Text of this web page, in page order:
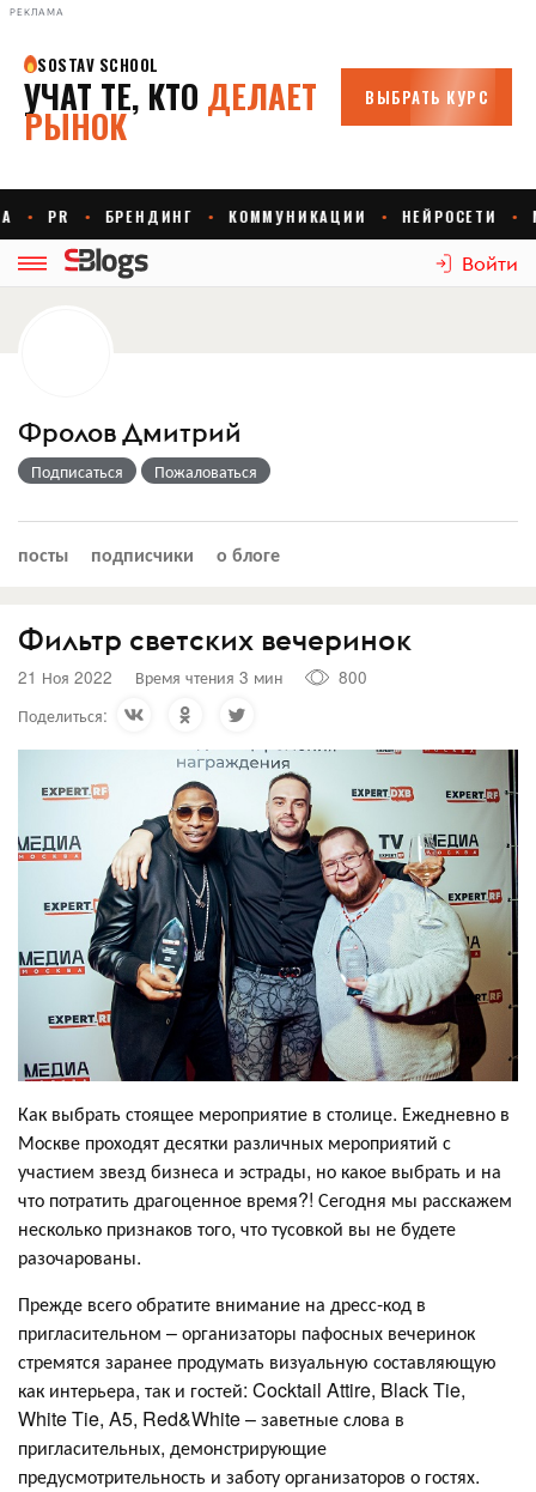
РЕКЛАМА
Войти
Фролов Дмитрий
Подписаться Пожаловаться
посты подписчики о блоге
Фильтр светских вечеринок
21 Ноя 2022 Время чтения 3 мин
800
Поделиться:
Как выбрать стоящее мероприятие в столице. Ежедневно в
Москве проходят десятки различных мероприятий с
участием звезд бизнеса и эстрады, но какое выбрать и на
что потратить драгоценное время?! Сегодня мы расскажем
несколько признаков того, что тусовкой вы не будете
разочарованы.
Прежде всего обратите внимание на дресс-код в
пригласительном – организаторы пафосных вечеринок
стремятся заранее продумать визуальную составляющую
как интерьера, так и гостей: Cocktail Attire, Black Tie,
White Tie, A5, Red&White – заветные слова в
пригласительных, демонстрирующие
предусмотрительность и заботу организаторов о гостях.